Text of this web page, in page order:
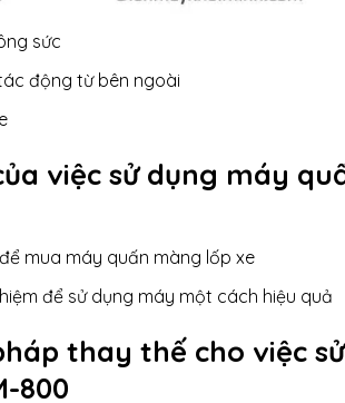
sức
động từ bên ngoài
việc sử dụng máy
mua máy quấn màng lốp xe
để sử dụng máy một cách hiệu quả
thay thế cho việc
800